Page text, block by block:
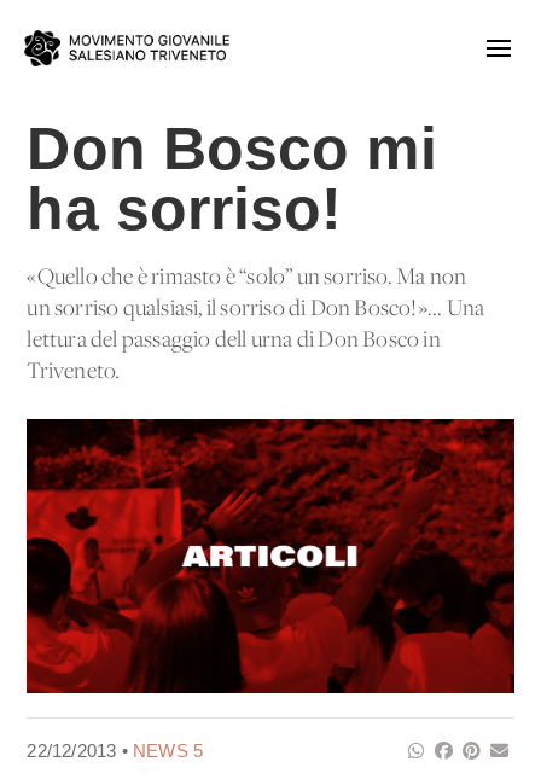
Don Bosco mi
ha sorriso!
«Quello che è rimasto è “solo” un sorriso. Ma non
un sorriso qualsiasi, il sorriso di Don Bosco!»... Una
lettura del passaggio dell'urna di Don Bosco in
Triveneto.
22/12/2013 • NEWS 5